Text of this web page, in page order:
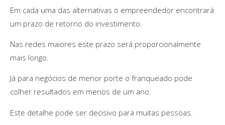
Em cada uma das alternativas o empreendedor encontrará
um prazo de retorno do investimento.
Nas redes maiores este prazo será proporcionalmente
mais longo.
Já para negócios de menor porte o franqueado pode
colher resultados em menos de um ano.
Este detalhe pode ser decisivo para muitas pessoas.